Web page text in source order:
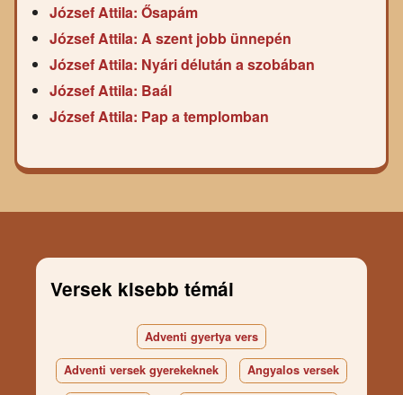
József Attila: Ősapám
József Attila: A szent jobb ünnepén
József Attila: Nyári délután a szobában
József Attila: Baál
József Attila: Pap a templomban
Versek kisebb témái
Adventi gyertya vers
Adventi versek gyerekeknek Angyalos versek